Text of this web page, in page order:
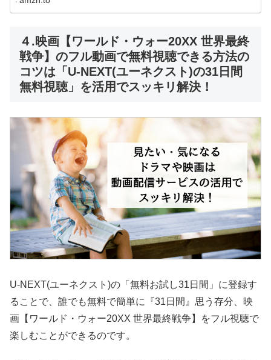
４.映画【ワールド・ウォー20XX 世界最終
戦争】のフル動画で無料視聴できる方法の
コツは「U-NEXT(ユーネクスト)の31日間
無料視聴」を活用でスッキリ解決！
U-NEXT(ユーネクスト)の「無料お試し31日間」に登録す
ることで、誰でも無料で簡単に『31日間』思う存分、映
画【ワールド・ウォー20XX 世界最終戦争】をフル視聴で
楽しむことができるのです。